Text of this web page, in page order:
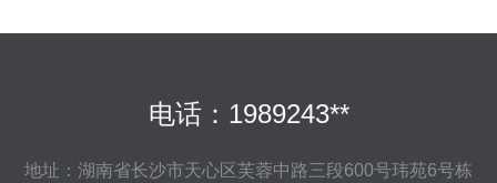
电话：1989243**
地址：湖南省长沙市天心区芙蓉中路三段600号玮苑6号栋